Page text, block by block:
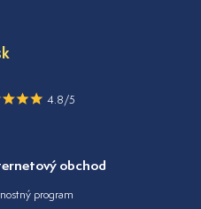
4.8/5
obchod
program